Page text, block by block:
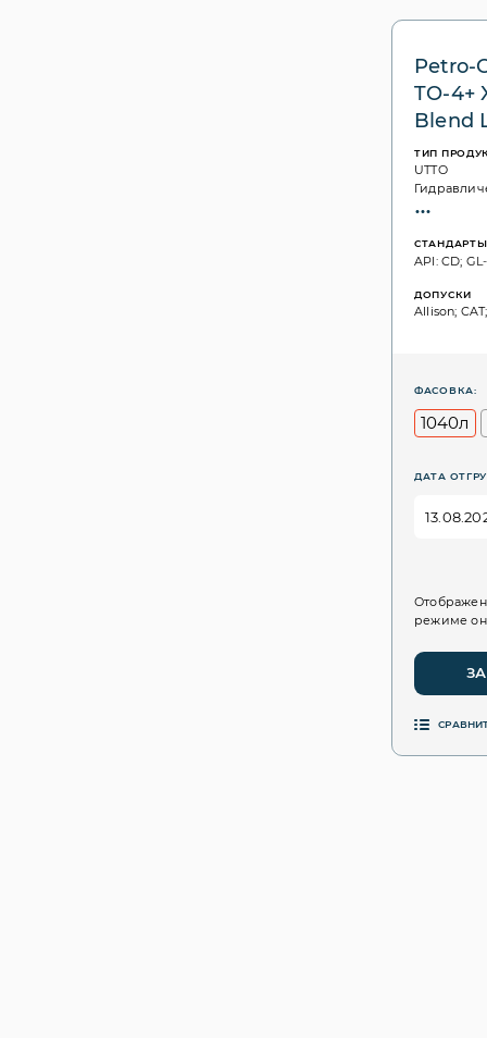
Petro-
TO-4+
Blend
ТИП
UTTO
СТАНДАРТЫ
API: CD;
ДОПУСКИ
Allison;
ФАСОВКА:
1040л
ДАТА
режиме